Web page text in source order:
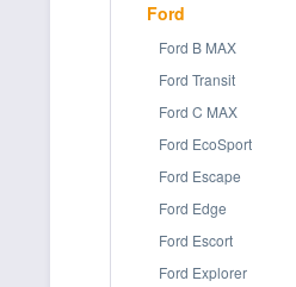
Ford
Ford B MAX
Ford Transit
Ford C MAX
Ford EcoSport
Ford Escape
Ford Edge
Ford Escort
Ford Explorer